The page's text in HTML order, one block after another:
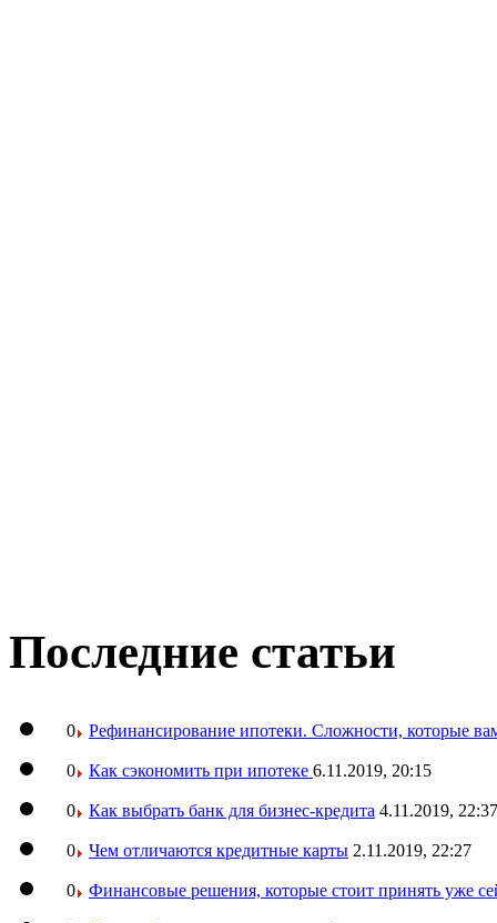
Последние статьи
0 Рефинансирование ипотеки. Сложности, которые
0 Как сэкономить при ипотеке 6.11.2019, 20:15
0 Как выбрать банк для бизнес-кредита 4.11.2019, 22:37
0 Чем отличаются кредитные карты 2.11.2019, 22:27
0 Финансовые решения, которые стоит принять уже